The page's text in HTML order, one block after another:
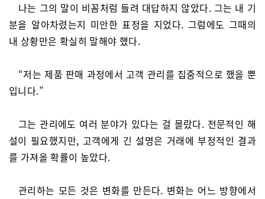
나는 그의 말이 비꼼처럼 들려 대답하지 않았다. 그는 내 기
분을 알아차렸는지 미안한 표정을 지었다. 그럼에도 그때의
내 상황만은 확실히 말해야 했다.
“저는 제품 판매 과정에서 고객 관리를 집중적으로 했을 뿐
입니다.”
그는 관리에도 여러 분야가 있다는 걸 몰랐다. 전문적인 해
설이 필요했지만, 고객에게 긴 설명은 거래에 부정적인 결과
를 가져올 확률이 높았다.
관리하는 모든 것은 변화를 만든다. 변화는 어느 방향에서